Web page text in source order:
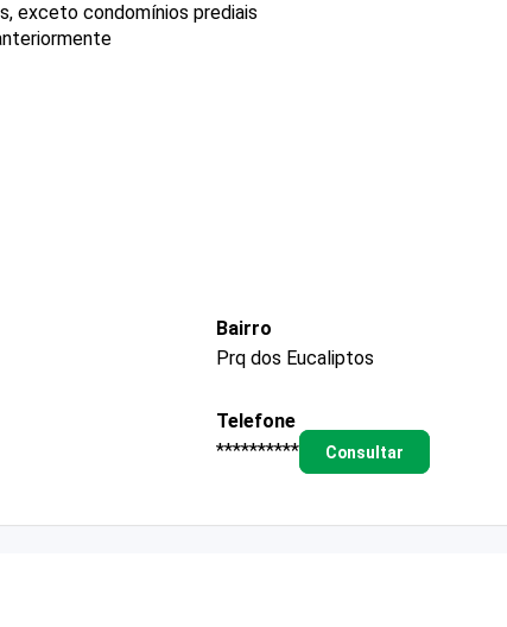
exceto condomínios prediais
Bairro
Prq dos Eucaliptos
Telefone
**********
Consultar